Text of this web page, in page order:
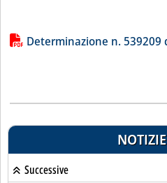
Lista allegati PDF alla
Determinazione n. 539209
Successive